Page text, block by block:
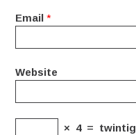
Email *
Website
× 4 = twintig